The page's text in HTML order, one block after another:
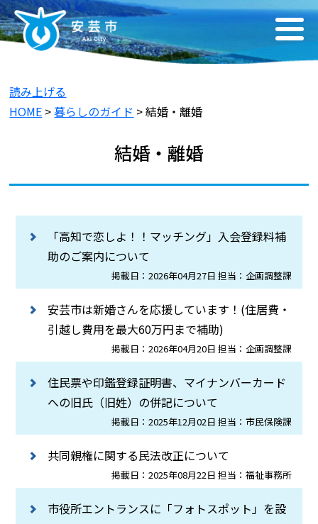
読み上げる
HOME >暮らしのガイド > 結婚・離婚
結婚・離婚
「高知で恋しよ！！マッチング」入会登録料補
助のご案内について
掲載日：2026年04月27日 担当：企画調整課
安芸市は新婚さんを応援しています！(住居費・
引越し費用を最大60万円まで補助)
掲載日：2026年04月20日 担当：企画調整課
住民票や印鑑登録証明書、マイナンバーカード
への旧氏（旧姓）の併記について
掲載日：2025年12月02日 担当：市民保険課
共同親権に関する民法改正について
掲載日：2025年08月22日 担当：福祉事務所
市役所エントランスに「フォトスポット」を設